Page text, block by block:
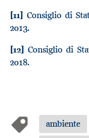
[11] Consiglio di
2013.
[12] Consiglio di
2018.
ambiente